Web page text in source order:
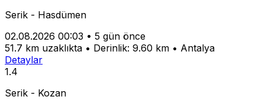
Serik - Hasdümen
02.08.2026 00:03 • 5 gün önce
51.7 km uzaklıkta • Derinlik: 9.60 km • Antalya
Detaylar
1.4
Serik - Kozan